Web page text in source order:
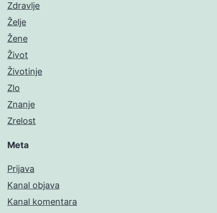
Zdravlje
Želje
Žene
Život
Životinje
Zlo
Znanje
Zrelost
Meta
Prijava
Kanal objava
Kanal komentara